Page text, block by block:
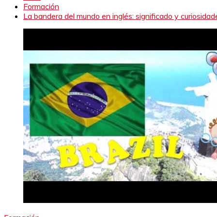
Formación
La bandera del mundo en inglés: significado y